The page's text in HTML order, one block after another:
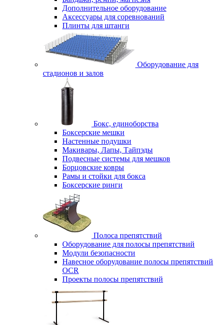
Дополнительное оборудование
Аксессуары для соревнований
Плинты для штанги
Оборудование для
стадионов и залов
Бокс, единоборства
Боксерские мешки
Настенные подушки
Макивары, Лапы, Тайпэды
Подвесные системы для мешков
Борцовские ковры
Рамы и стойки для бокса
Боксерские ринги
Полоса препятствий
Оборудование для полосы препятствий
Модули безопасности
Навесное оборудование полосы препятствий
OCR
Проекты полосы препятствий